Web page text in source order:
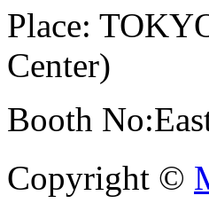
Place:
Center)
Booth
Copyright ©